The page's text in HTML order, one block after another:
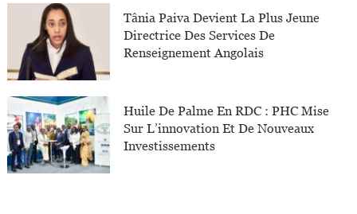
Tânia Paiva Devient La Plus Jeune
Directrice Des Services De
Renseignement Angolais
Huile De Palme En RDC : PHC Mise
Sur L’innovation Et De Nouveaux
Investissements